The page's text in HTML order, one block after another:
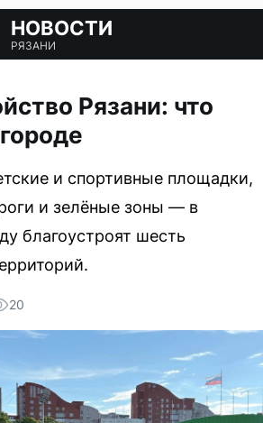
НОВОСТИ
РЯЗАНИ
Рязани: что
и спортивные площадки,
и зелёные зоны — в
благоустроят шесть
20